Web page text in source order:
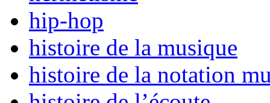
hip-hop
histoire de la musique
histoire de la notation